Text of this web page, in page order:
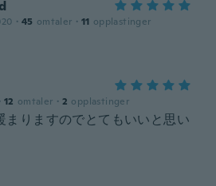
· 45 omtaler · 11 opplastinger
· 12 omtaler · 2 opplastinger
まりますのでとてもいいと思い